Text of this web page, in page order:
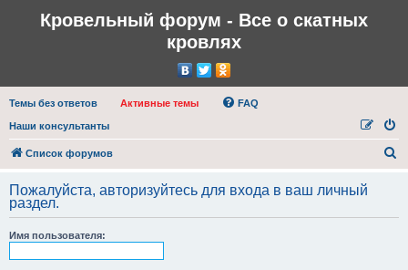
Кровельный форум - Все о скатных
кровлях
Темы без ответов Активные темы FAQ
Наши консультанты
Список форумов
с
Пожалуйста, авторизуйтесь для входа в ваш личный
раздел.
Имя пользователя: